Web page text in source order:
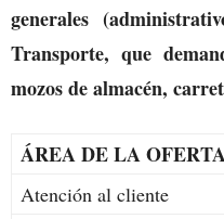
generales
Transporte, que
mozos de almacén,
ÁREA DE LA
Atención al cliente